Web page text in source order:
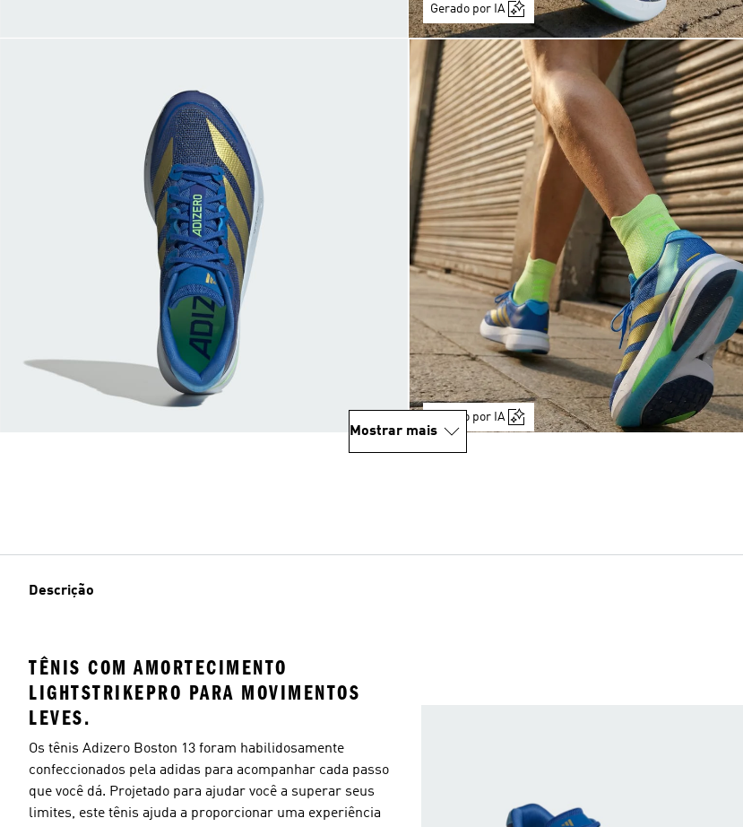
Gerado por IA
Gerado por IA
Mostrar mais
Descrição
TÊNIS COM AMORTECIMENTO
LIGHTSTRIKEPRO PARA MOVIMENTOS
LEVES.
Os tênis Adizero Boston 13 foram habilidosamente
confeccionados pela adidas para acompanhar cada passo
que você dá. Projetado para ajudar você a superar seus
limites, este tênis ajuda a proporcionar uma experiência